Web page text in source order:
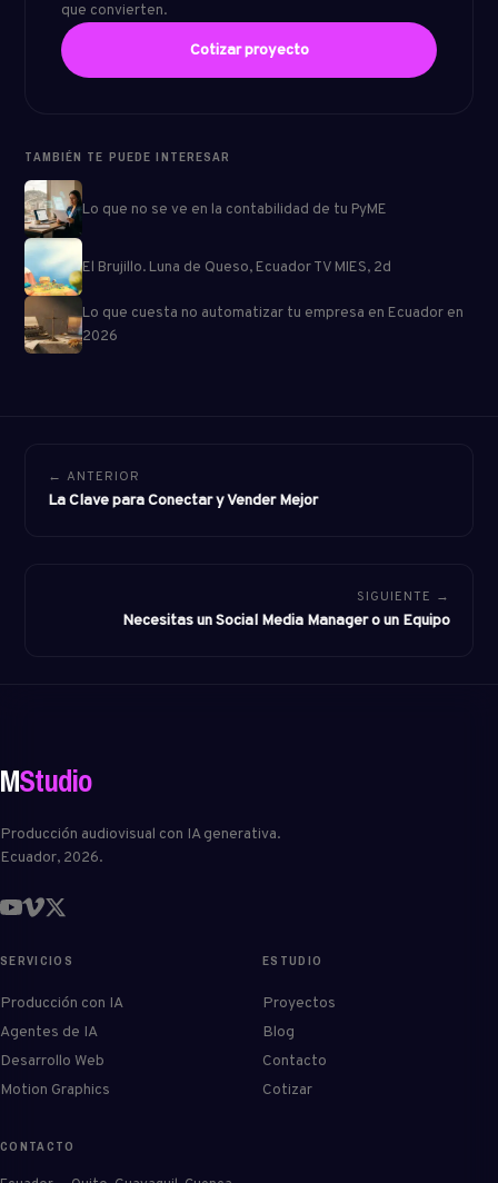
que convierten.
Cotizar proyecto
TAMBIÉN TE PUEDE INTERESAR
Lo que no se ve en la contabilidad de tu PyME
El Brujillo. Luna de Queso, Ecuador TV MIES, 2d
Lo que cuesta no automatizar tu empresa en Ecuador en
2026
← ANTERIOR
La Clave para Conectar y Vender Mejor
SIGUIENTE →
Necesitas un Social Media Manager o un Equipo
MStudio
Producción audiovisual con IA generativa.
Ecuador, 2026.
SERVICIOS
Producción con IA
Agentes de IA
Desarrollo Web
Motion Graphics
ESTUDIO
Proyectos
Blog
Contacto
Cotizar
CONTACTO